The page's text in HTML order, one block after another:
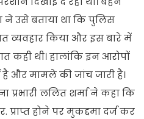
उसे बताया था कि पुलिस
व्यवहार किया और इस बारे में
कही थी। हालांकि इन आरोपों
और मामले की जांच जारी है।
ललित शर्मा ने कहा कि
होने पर मुकद्दमा दर्ज कर